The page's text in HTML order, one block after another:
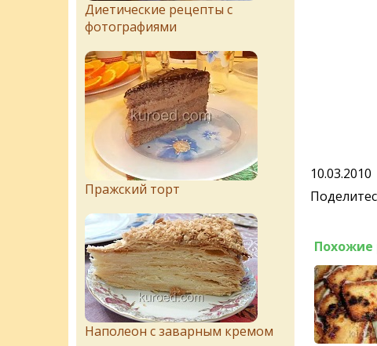
10.03.2010
Похожие
Диетические рецепты с
фотографиями
Пражский торт
Наполеон с заварным кремом